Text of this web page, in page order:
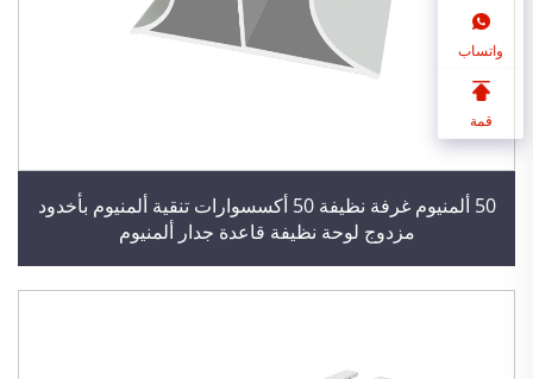
50 ألمنيوم غرفة نظيفة 50 أكسسوارات تنقية ألمنيوم بأخدود
مزدوج لوحة نظيفة قاعدة جدار ألمنيوم
واتساب
قمة